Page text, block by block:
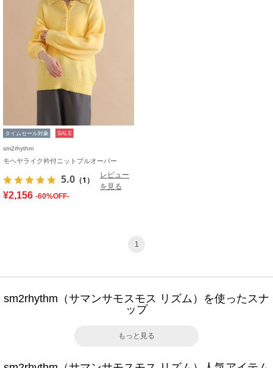
タイムセール対象 SALE
sm2rhythm
モヘヤライク衿付ニットプルオーバー
5.0 （1）
レビュー
を見る
¥2,156 -60%OFF-
1
sm2rhythm（サマンサモスモス リズム）を使ったスナ
ップ
もっと見る